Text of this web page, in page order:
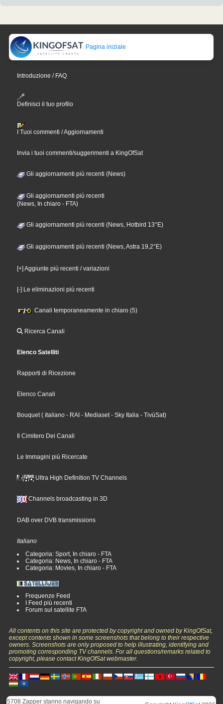
Pagina iniziale
Introduzione / FAQ
Definisci il tuo profilo
I Tuoi commenti / Aggiornamenti
Invia i tuoi commenti/suggerimenti a KingOfSat
Gli aggiornamenti più recenti (News)
Gli aggiornamenti più recenti
(News, In chiaro - FTA)
Gli aggiornamenti più recenti (News, Hotbird 13°E)
Gli aggiornamenti più recenti (News, Astra 19,2°E)
[+] Aggiunte più recenti / variazioni
[-] Le eliminazioni più recenti
Canali temporaneamente in chiaro (5)
Ricerca Canali
Elenco Satelliti
Rapporti di Ricezione
Elenco Canali
Bouquet( Italiano - RAI - Mediaset- Sky Italia - TivùSat)
Il Cimitero Dei Canali
Le Immagini più Ricercate
Ultra High Definition TV Channels
Channels broadcasting in 3D
DAB over DVB transmissions
Italiano
Categoria: Sport, In chiaro - FTA
Categoria: News, In chiaro - FTA
Categoria: Movies, In chiaro - FTA
Frequenze Feed
I Feed più recenti
Forum sul satellite FTA
All contents on this site are protected by copyright and owned by KingOfSat,
except contents shown in some screenshots that belong to their respective
owners. Screenshots are only proposed to help illustrating, identifying and
promoting corresponding TV channels. For all questions/remarks related to
copyright, please contact KingOfSat webmaster.
5708 Zapper stanno navigando su